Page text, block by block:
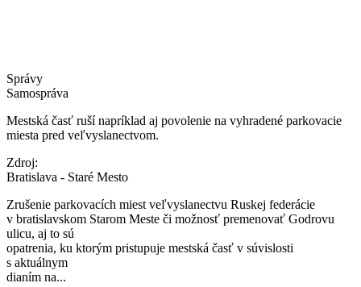
Správy
Samospráva
Mestská časť ruší napríklad aj povolenie na vyhradené parkovacie
miesta pred veľvyslanectvom.
Zdroj:
Bratislava - Staré Mesto
Zrušenie parkovacích miest veľvyslanectvu Ruskej federácie
v bratislavskom Starom Meste či možnosť premenovať Godrovu
ulicu, aj to sú
opatrenia, ku ktorým pristupuje mestská časť v súvislosti
s aktuálnym
dianím na...